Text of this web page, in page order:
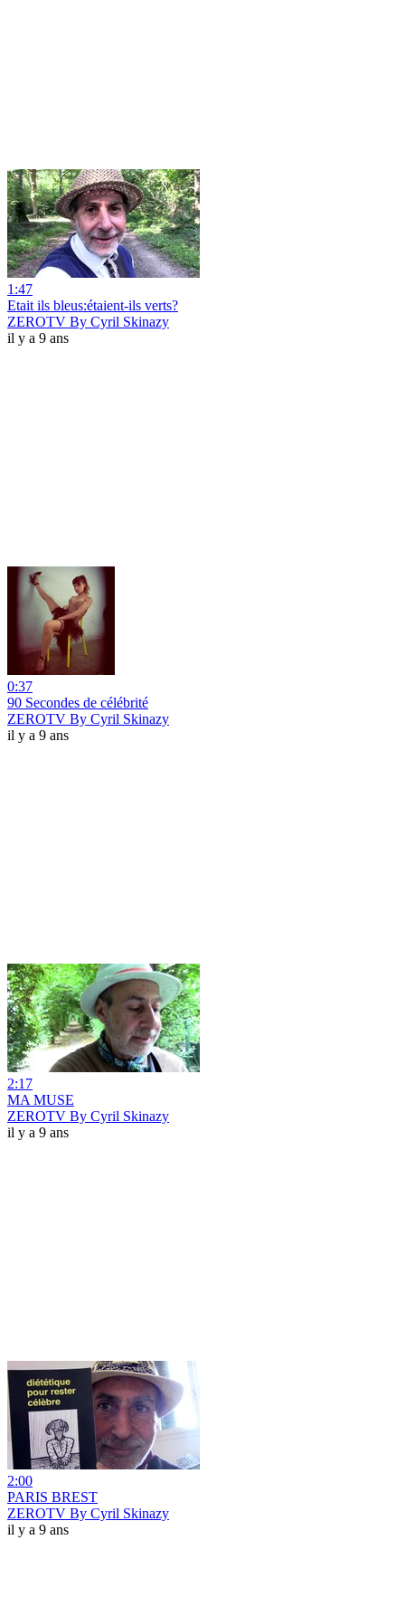
1:47
Etait ils bleus:étaient-ils verts?
ZEROTV By Cyril Skinazy
il y a 9 ans
0:37
90 Secondes de célébrité
ZEROTV By Cyril Skinazy
il y a 9 ans
2:17
MA MUSE
ZEROTV By Cyril Skinazy
il y a 9 ans
2:00
PARIS BREST
ZEROTV By Cyril Skinazy
il y a 9 ans